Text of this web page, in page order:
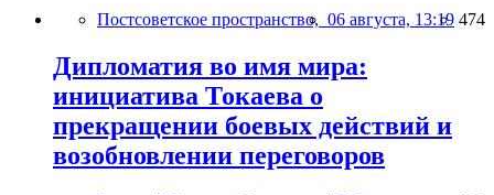
Постсоветское пространство, 06 августа, 13:19 474
Дипломатия во имя мира:
инициатива Токаева о
прекращении боевых действий и
возобновлении переговоров